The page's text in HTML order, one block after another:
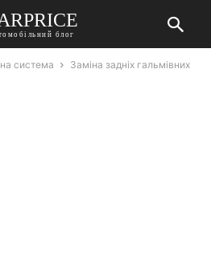
блог
система
Заміна задніх гальмівних